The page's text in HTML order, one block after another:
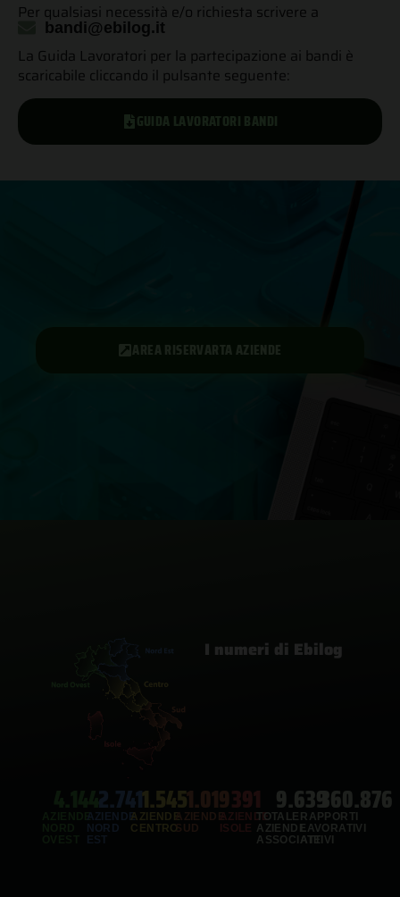
Per qualsiasi necessità e/o richiesta scrivere a
bandi@ebilog.it
La Guida Lavoratori per la partecipazione ai bandi è
scaricabile cliccando il pulsante seguente:
GUIDA LAVORATORI BANDI
AREA RISERVARTA AZIENDE
I numeri di Ebilog
AZIENDEAZIENDE
NORD
EST
2.741AZIENDE
CENTRO
1.545AZIENDE
SUD
1.019AZIENDE
ISOLE
391TOTALE
AZIENDE
ASSOCIATE
9.639RAPPORTI
LAVORATIVI
ATTIVI
360.876